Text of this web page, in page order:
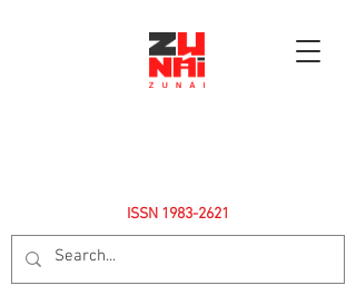
ISSN 1983-2621